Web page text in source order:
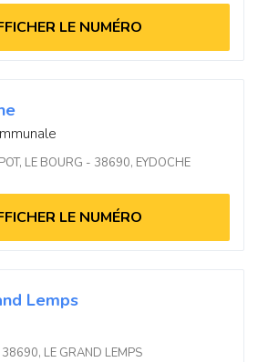
LE NUMÉRO
LE BOURG - 38690, EYDOCHE
LE NUMÉRO
Lemps
LE GRAND LEMPS